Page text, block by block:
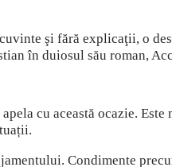
şi fără explicaţii, o
în duiosul său roman,
cu această ocazie.
Condimente